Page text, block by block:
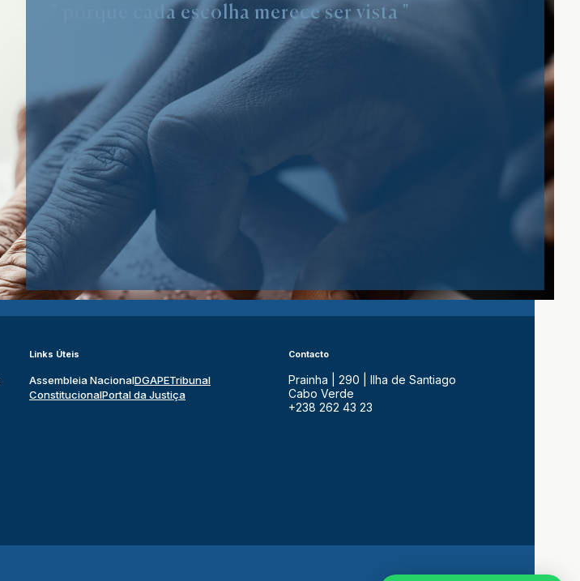
" porque cada escolha merece ser vista "
Links Úteis
Assembleia NacionalDGAPETribunal
ConstitucionalPortal da Justiça
Contacto
Prainha | 290 | Ilha de Santiago
Cabo Verde
+238 262 43 23